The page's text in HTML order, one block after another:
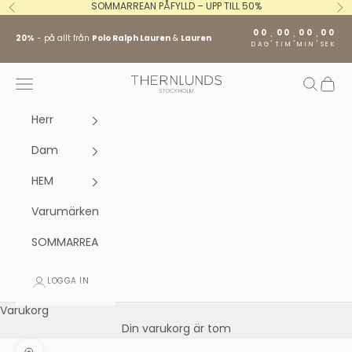
Hoppa till innehållet
Föregående SOMMARREAN PÅFYLLD – UPP TILL 50%
20% - på allt från Polo Ralph Lauren & Lauren
00
DAG : 00
TIM : 00
MIN : 00
SEK
Stockholm fashion agency AB
Öppna navigeringsmenyn Öppna
Herr
Dam
HEM
Varumärken
SOMMARREA
LOGGA IN
Varukorg
Din varukorg är tom